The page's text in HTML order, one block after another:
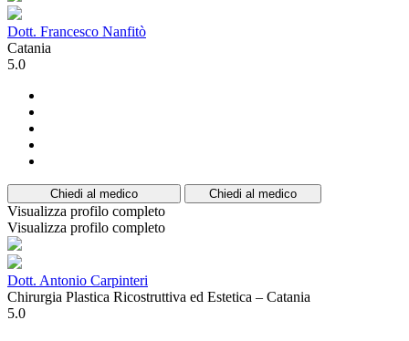
Dott. Francesco Nanfitò
Catania
5.0
Chiedi al medico Chiedi al medico
Visualizza profilo completo
Visualizza profilo completo
Dott. Antonio Carpinteri
Chirurgia Plastica Ricostruttiva ed Estetica – Catania
5.0